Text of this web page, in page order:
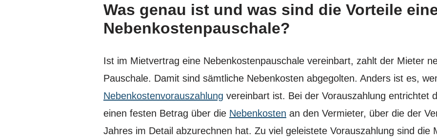
Was genau ist und was sind die Vorteile
Nebenkostenpauschale?
Ist im Mietvertrag eine Nebenkostenpauschale vereinbart, zahlt der Mieter
Pauschale. Damit sind sämtliche Nebenkosten abgegolten. Anders ist es,
Nebenkostenvorauszahlung vereinbart ist. Bei der Vorauszahlung entrichtet
einen festen Betrag über die Nebenkosten an den Vermieter, über die der
Jahres im Detail abzurechnen hat. Zu viel geleistete Vorauszahlung sind die